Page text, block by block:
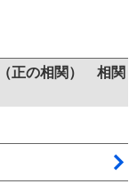
正の相関） 相関